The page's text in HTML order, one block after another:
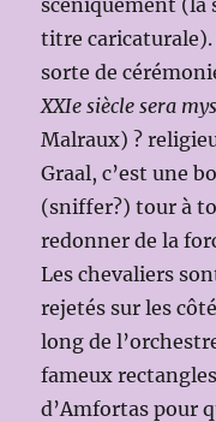
titre caricaturale).
sorte de
XXIe siècle sera
Malraux) ?
Graal, c’est une
(sniffer?) tour à
redonner de la
Les chevaliers
rejetés sur les
long de
fameux
d’Amfortas pour